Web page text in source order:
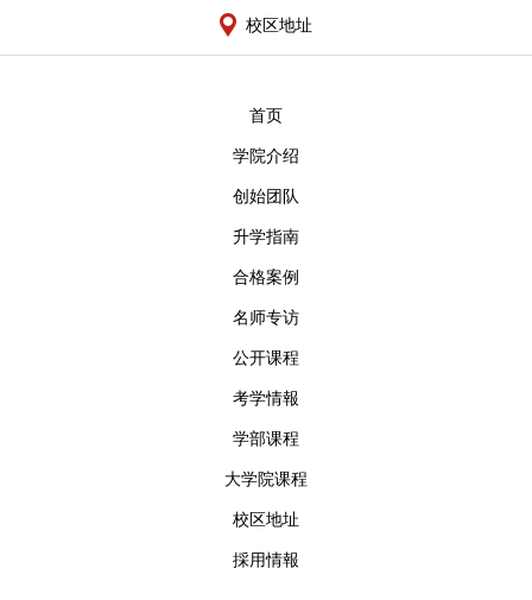
校区地址
首页
学院介绍
创始团队
升学指南
合格案例
名师专访
公开课程
考学情報
学部课程
大学院课程
校区地址
採用情報